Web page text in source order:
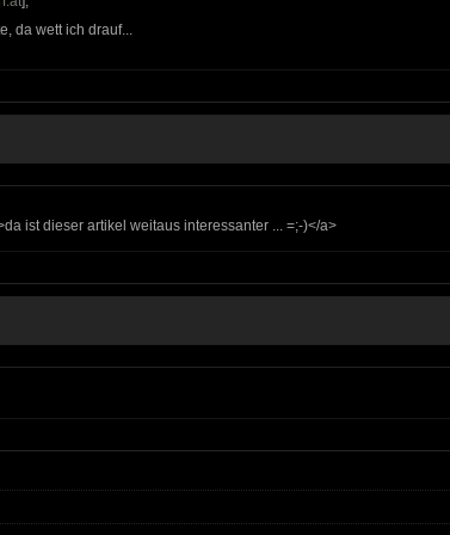
da wett ich drauf...
ist dieser artikel weitaus interessanter ... =;-)</a>